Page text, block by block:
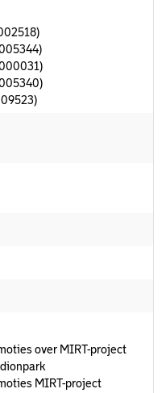
over MIRT-project
MIRT-project